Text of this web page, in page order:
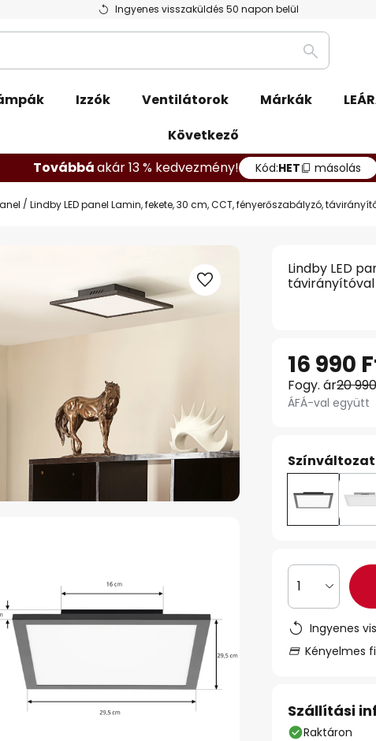
Ingyenes visszaküldés 50 napon belül
Keresés
Izzók Ventilátorok Márkák
Következő
Továbbáakár 13 % kedvezmény! Kód:HET másolás
Lindby LED panel Lamin, fekete, 30 cm, CCT, fényerőszabályzó,
Lindby LED
távirányítóval
16 990
Fogy. ár20
ÁFÁ-val együtt
1
Ingyenes
Kényelmes
Szállítási
Raktáron